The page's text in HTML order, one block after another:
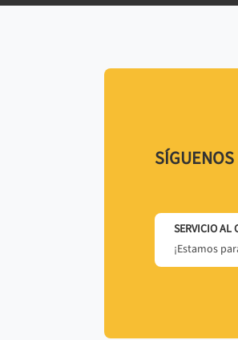
SÍGUENOS
SERVICIO AL
¡Estamos